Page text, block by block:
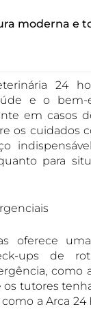
moderna e
24
e o bem-
em casos
os cuidados
para
oferece
ups de
como
tutores
a Arca